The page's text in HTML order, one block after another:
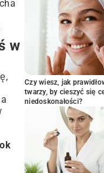
w
Czy wiesz, jak
twarzy, by cieszyć się
niedoskonałości?